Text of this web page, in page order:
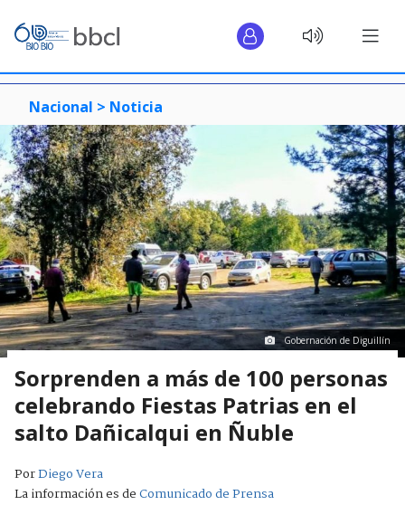
Nacional > Noticia
Gobernación de Diguillín
Sorprenden a más de 100 personas
celebrando Fiestas Patrias en el
salto Dañicalqui en Ñuble
PorDiego Vera
La información es deComunicado de Prensa